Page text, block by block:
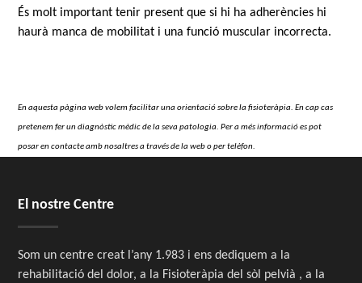
És molt important tenir present que si hi ha adherències hi
haurà manca de mobilitat i una funció muscular incorrecta.
En aquesta pàgina web volem facilitar una orientació sobre la fisioteràpia. En cap cas
pretenem fer un diagnòstic mèdic de la seva patologia. Per a més informació es pot
posar en contacte amb nosaltres a través de la web o per telèfon.
El nostre Centre
Som un centre creat l’any 1.983 i ens dediquem a la
rehabilitació del dolor, a la Fisioteràpia del sòl pelvià , a la